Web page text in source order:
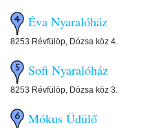
Éva Nyaralóház
8253 Révfülöp, Dózsa köz 4.
Sofi Nyaralóház
8253 Révfülöp, Dózsa köz 3.
Mókus Üdülő